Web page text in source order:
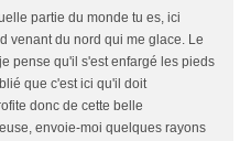
partie du monde tu es, ici
venant du nord qui me glace. Le
pense qu'il s'est enfargé les pieds
que c'est ici qu'il doit
donc de cette belle
envoie-moi quelques rayons